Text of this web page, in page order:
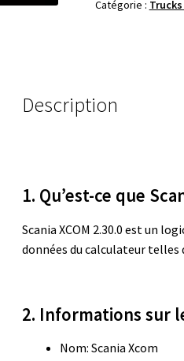
Catégorie :
Description
1. Qu’est-ce que
Scania XCOM 2.30.0 est un
données du calculateur telles
2. Informations sur
Nom: Scania Xcom